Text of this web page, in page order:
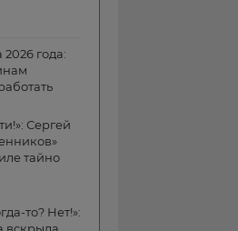
года:
Сергей
тайно
то? Нет!»: